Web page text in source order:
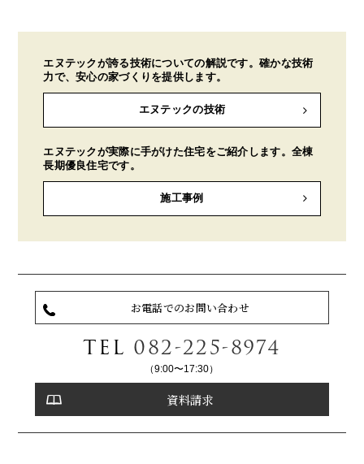
エヌテックが誇る技術についての解説です。確かな技術
力で、安心の家づくりを提供します。
エヌテックの技術
エヌテックが実際に手がけた住宅をご紹介します。全棟
長期優良住宅です。
施工事例
お電話でのお問い合わせ
TEL 082-225-8974
（9:00〜17:30）
資料請求